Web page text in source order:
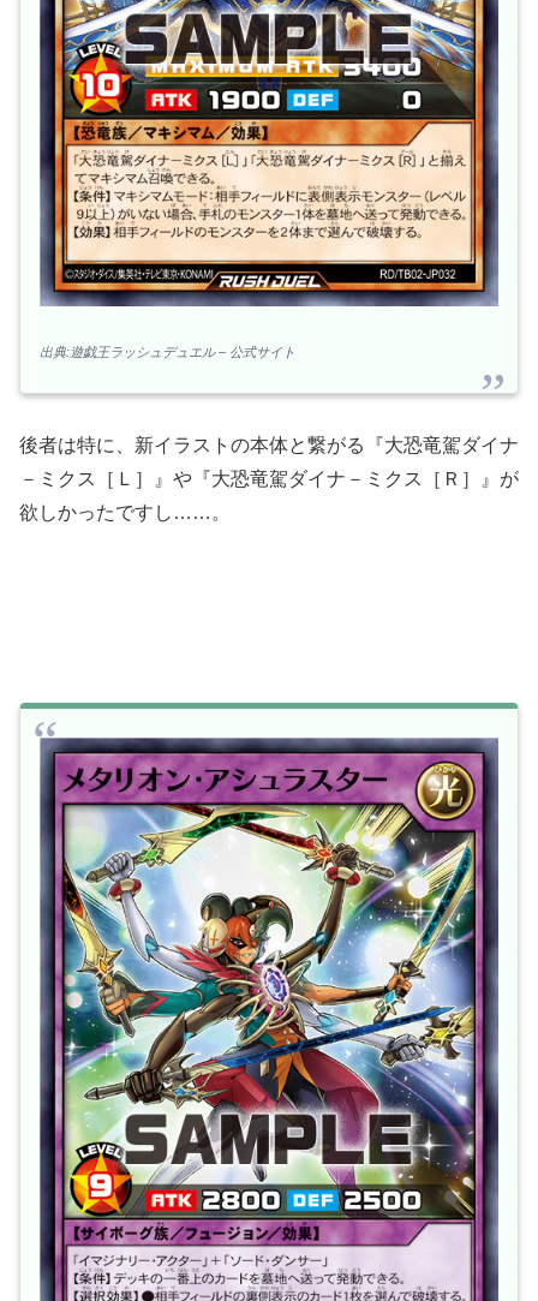
出典:遊戯王ラッシュデュエル – 公式サイト
後者は特に、新イラストの本体と繋がる『大恐竜駕ダイナ
－ミクス［Ｌ］』や『大恐竜駕ダイナ－ミクス［Ｒ］』が
欲しかったですし……。